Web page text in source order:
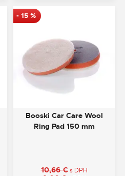
- 15 %
Booski Car Care Wool
Ring Pad 150 mm
10,66€ s DPH